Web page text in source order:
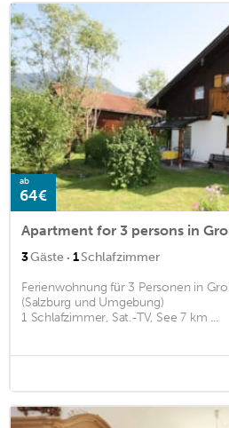
ab
64€
3Gäste · 1Schlafzimmer
Ferienwohnung für 3 Personen in
(Salzburg und Umgebung)
1 Schlafzimmer, Sat.-TV, See 7 km ...